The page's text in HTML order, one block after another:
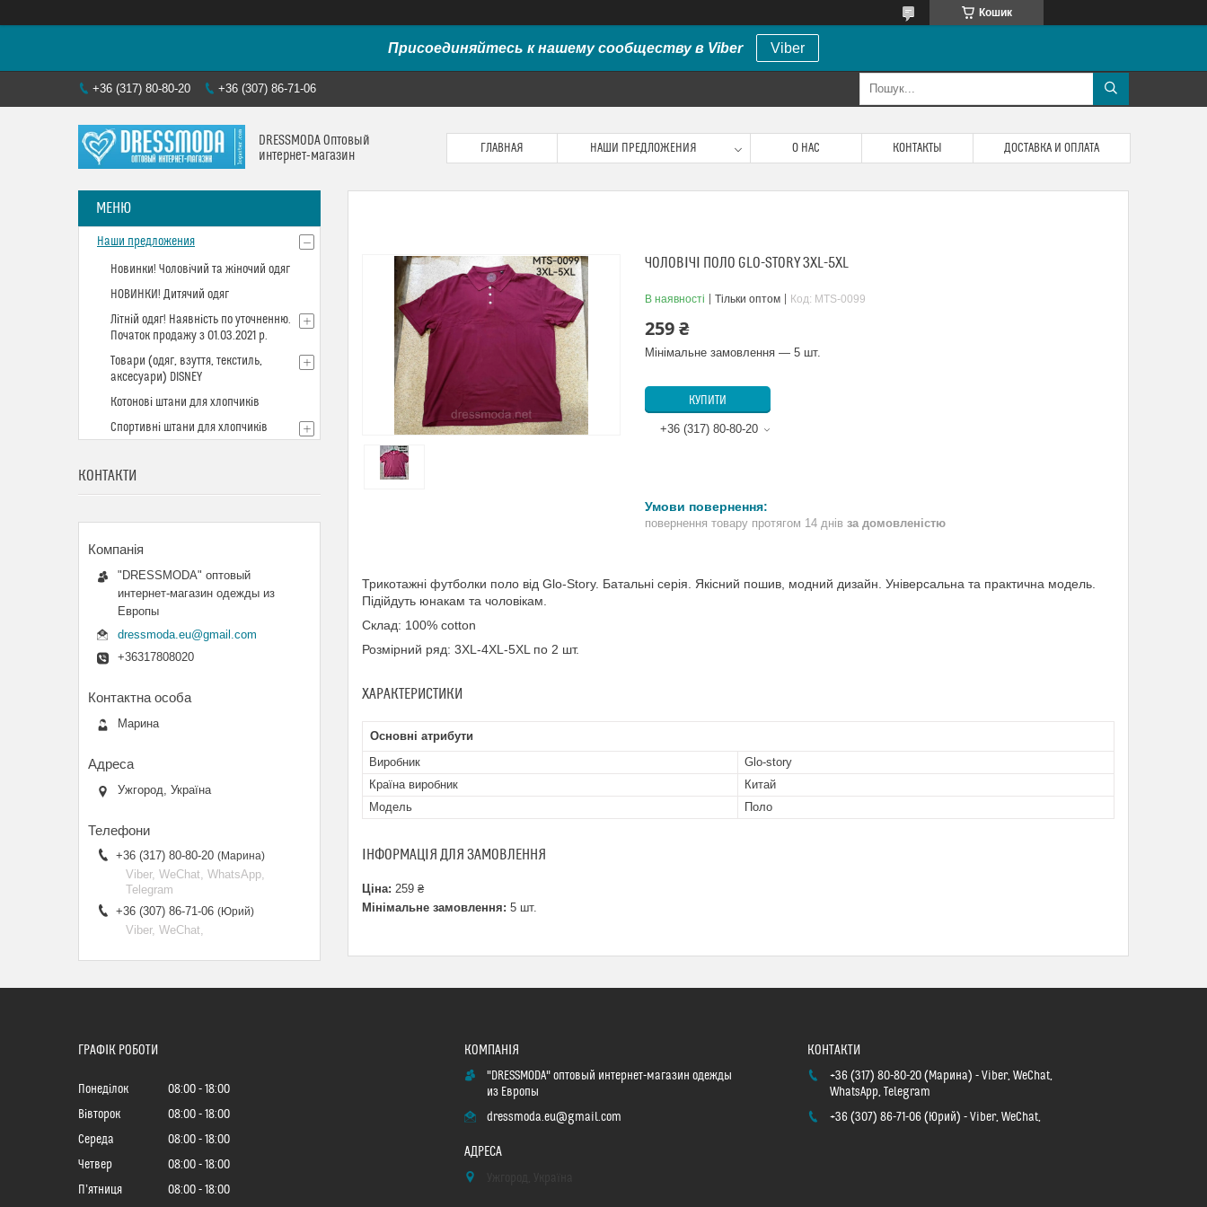
Кошик
Присоединяйтесь к нашему сообществу в Viber Viber
+36 (317) 80-80-20 +36 (307) 86-71-06
DRESSMODA Оптовый
интернет-магазин
ГЛАВНАЯ НАШИ ПРЕДЛОЖЕНИЯ О НАС КОНТАКТЫ ДОСТАВКА И ОПЛАТА
ЧОЛОВІЧІ ПОЛО GLO-STORY 3XL-5XL
В наявності Тільки оптом Код: MTS-0099
259 ₴
Мінімальне замовлення — 5 шт.
КУПИТИ
+36 (317) 80-80-20
повернення товару протягом 14 днів за домовленістю
Трикотажні футболки поло від Glo-Story. Батальні серія. Якісний пошив, модний дизайн. Універсальна та практична модель.
Підійдуть юнакам та чоловікам.
Склад: 100% cotton
Розмірний ряд: 3XL-4XL-5XL по 2 шт.
ХАРАКТЕРИСТИКИ
Основні атрибути
Виробник
Glo-story
Країна виробник
Китай
Модель
Поло
ІНФОРМАЦІЯ ДЛЯ ЗАМОВЛЕННЯ
Ціна: 259 ₴
Мінімальне замовлення: 5 шт.
Наши предложения
Новинки! Чоловічий та жіночий одяг
НОВИНКИ! Дитячий одяг
Літній одяг! Наявність по уточненню.
Початок продажу з 01.03.2021 р.
Товари (одяг, взуття, текстиль,
аксесуари) DISNEY
Котонові штани для хлопчиків
Спортивні штани для хлопчиків
КОНТАКТИ
"DRESSMODA" оптовый
интернет-магазин одежды из
Европы
dressmoda.eu@gmail.com
+36317808020
Марина
Ужгород, Україна
+36 (317) 80-80-20 Марина
Viber, WeChat, WhatsApp,
Telegram
+36 (307) 86-71-06
Юрий
Viber, WeChat,
ГРАФІК РОБОТИ
Понеділок 08:00
18:00
Вівторок
08:00
18:00
Середа
08:00
18:00
Четвер
08:00
18:00
Пʼятниця
08:00 18:00
"DRESSMODA" оптовый интернет-магазин одежды
из Европы
dressmoda.eu@gmail.com
+36 (317) 80-80-20 Марина
Viber, WeChat,
WhatsApp, Telegram
+36 (307) 86-71-06
Юрий Viber, WeChat,